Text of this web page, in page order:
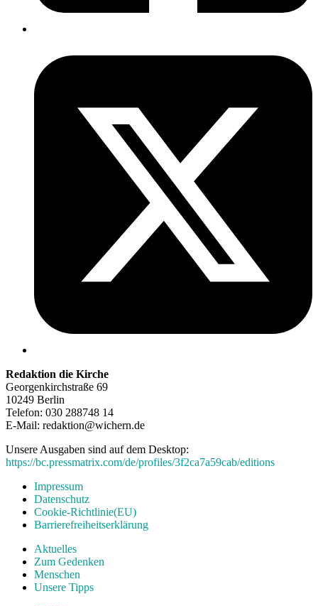
Redaktion die Kirche
Georgenkirchstraße 69
10249 Berlin
Telefon: 030 288748 14
E-Mail: redaktion@wichern.de
Unsere Ausgaben sind auf dem Desktop:
https://bc.pressmatrix.com/de/profiles/3f2ca7a59cab/editions
Impressum
Datenschutz
Cookie-Richtlinie(EU)
Barrierefreiheitserklärung
Aktuelles
Zum Gedenken
Menschen
Unsere Tipps